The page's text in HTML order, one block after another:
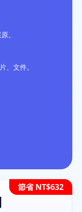
。
、文件。